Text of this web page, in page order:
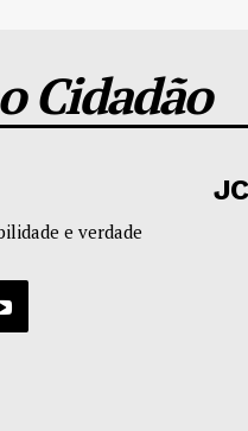
Cidadão
e verdade
JC